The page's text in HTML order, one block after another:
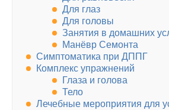
Для глаз
Для головы
Занятия в домашних
Манёвр Семонта
Симптоматика при ДППГ
Комплекс упражнений
Глаза и голова
Тело
Лечебные мероприятия для